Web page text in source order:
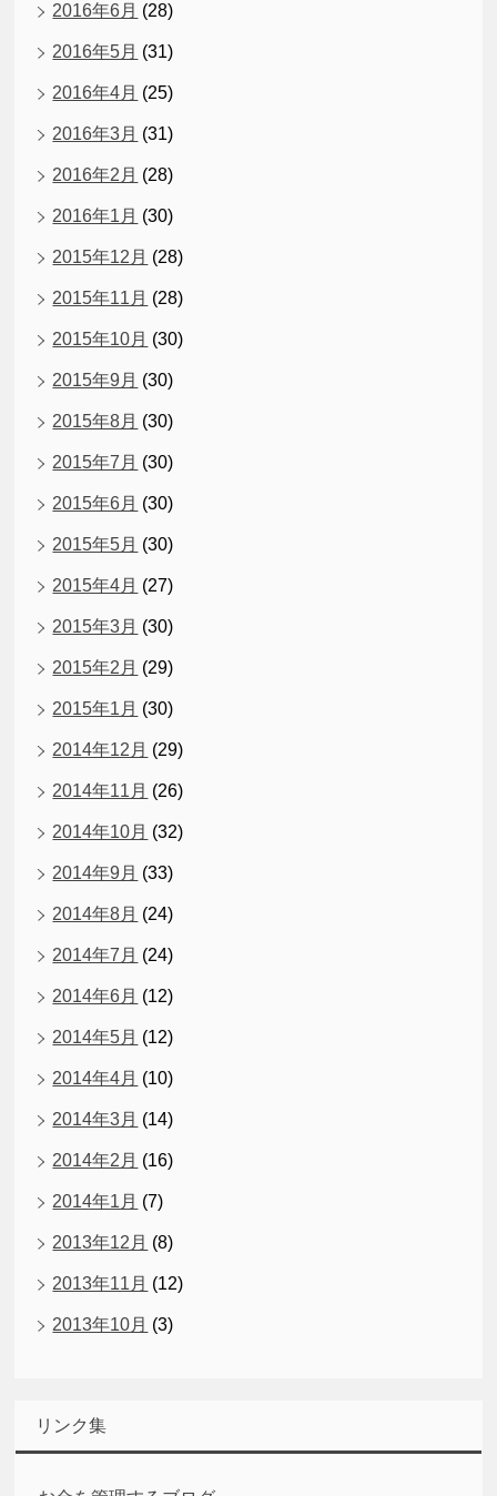
2016年6月 (28)
2016年5月 (31)
2016年4月 (25)
2016年3月 (31)
2016年2月 (28)
2016年1月 (30)
2015年12月 (28)
2015年11月 (28)
2015年10月 (30)
2015年9月 (30)
2015年8月 (30)
2015年7月 (30)
2015年6月 (30)
2015年5月 (30)
2015年4月 (27)
2015年3月 (30)
2015年2月 (29)
2015年1月 (30)
2014年12月 (29)
2014年11月 (26)
2014年10月 (32)
2014年9月 (33)
2014年8月 (24)
2014年7月 (24)
2014年6月 (12)
2014年5月 (12)
2014年4月 (10)
2014年3月 (14)
2014年2月 (16)
2014年1月 (7)
2013年12月 (8)
2013年11月 (12)
2013年10月 (3)
リンク集